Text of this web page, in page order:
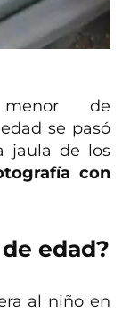
de
se pasó
jaula de los
con
edad?
al niño en